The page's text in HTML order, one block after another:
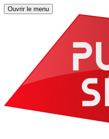
Ouvrir le menu